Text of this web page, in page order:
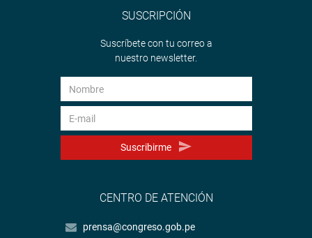
SUSCRIPCIÓN
Suscríbete con tu correo a
nuestro newsletter.
Suscribirme
CENTRO DE ATENCIÓN
prensa@congreso.gob.pe